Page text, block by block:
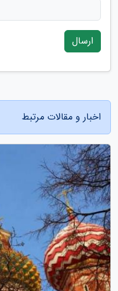
ارسال
اخبار و مقالات مرتبط